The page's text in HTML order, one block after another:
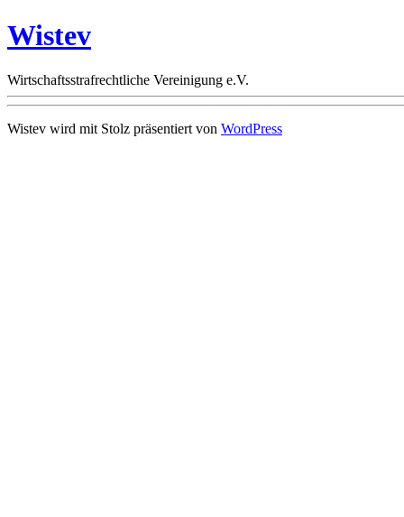
Wistev
Wirtschaftsstrafrechtliche Vereinigung e.V.
Wistev wird mit Stolz präsentiert von WordPress